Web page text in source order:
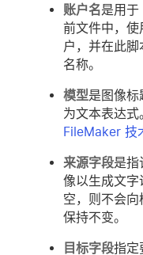
账户名是用于
前文件中，使
户，并在此
名称。
模型是图像标
为文本表达式
FileMaker 技
来源字段是指
像以生成文字
空，则不会
保持不变。
目标字段指定